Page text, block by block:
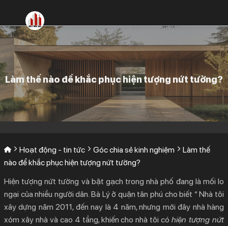
nội
dung
Làm thế nào để khắc phục hiện tượng nứt tường?
Hoạt động - tin tức Góc chia sẻ kinh nghiệm
Làm thế
nào để khắc phục hiện tượng nứt tường?
Hiện tượngnứt tường và bật gạch trong nhà phố đang là mối lo
ngại của nhiều người dân. Bà Lý ở quận tân phú cho biết “ Nhà tôi
xây dựng năm 2011, đến nay là 4 năm, nhưng mới đây nhà hàng
xóm xây nhà và cao 4 tầng, khiến cho nhà tôi cóhiện tượng nứt